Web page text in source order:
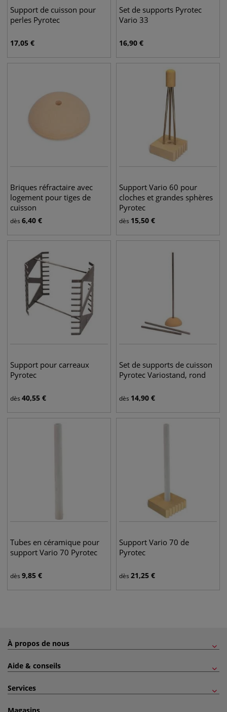
Support de cuisson pour
perles Pyrotec
17,05 €
Set de supports Pyrotec
Vario 33
16,90 €
Briques réfractaire avec
logement pour tiges de
cuisson
dès 6,40 €
Support Vario 60 pour
cloches et grandes sphères
Pyrotec
dès 15,50 €
Support pour carreaux
Pyrotec
dès 40,55 €
Set de supports de cuisson
Pyrotec Variostand, rond
dès 14,90 €
Tubes en céramique pour
support Vario 70 Pyrotec
dès 9,85 €
Support Vario 70 de
Pyrotec
dès 21,25 €
À propos de nous
Aide & conseils
Services